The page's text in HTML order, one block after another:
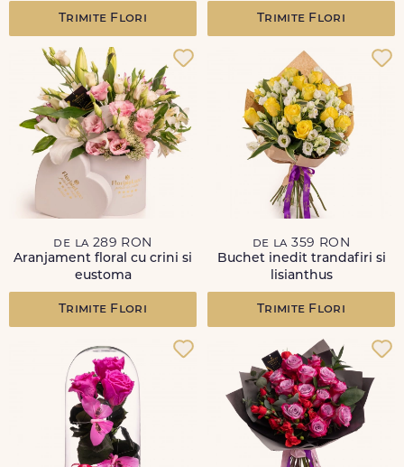
Trimite Flori Trimite Flori
de la 289 RON
Aranjament floral cu crini si
eustoma
Trimite Flori
de la 359 RON
Buchet inedit trandafiri si
lisianthus
Trimite Flori